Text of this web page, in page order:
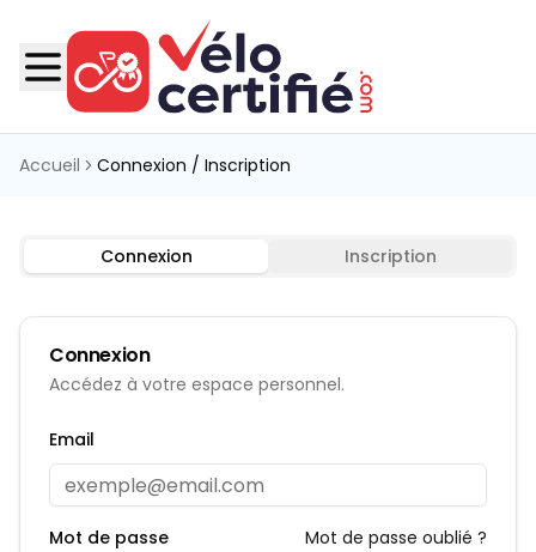
Accueil Connexion / Inscription
Connexion Inscription
Connexion
Accédez à votre espace personnel.
Email
Mot de passe Mot de passe oublié ?